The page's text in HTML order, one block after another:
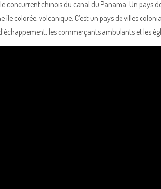
concurrent chinois du canal du Panama. Un pays
île colorée, volcanique. C’est un pays de villes
les commerçants ambulants et les